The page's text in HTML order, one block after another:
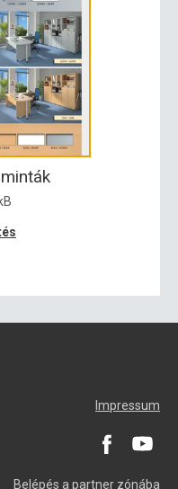
Impressum
Belépés a partner zónába